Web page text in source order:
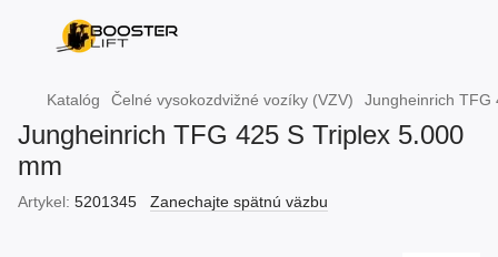
Katalóg Čelné vysokozdvižné vozíky (VZV) Jungheinrich TFG
Jungheinrich TFG 425 S Triplex 5.000
mm
Artykel: 5201345 Zanechajte spätnú väzbu